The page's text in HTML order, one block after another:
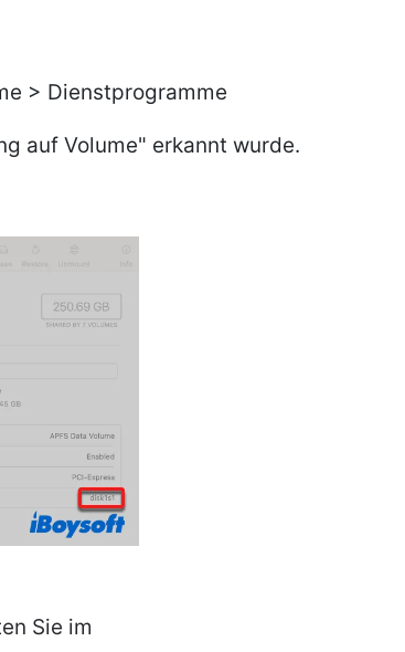
> Dienstprogramme
auf Volume" erkannt wurde.
Sie im